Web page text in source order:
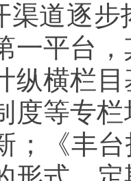
渠道逐
一平台
纵横栏
度等专
；《丰